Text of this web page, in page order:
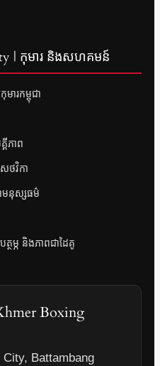
| កុមារ និងសហគមន៍
ារកម្ពុជា
ភាព
ថវិកា
មនុស្សធម៌
ថម្ភ និងភាពជាដៃគូ
Boxing
City, Battambang